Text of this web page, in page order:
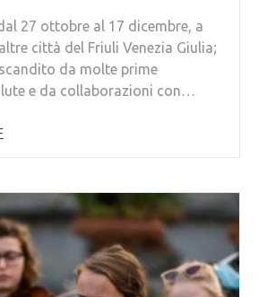
27 ottobre al 17 dicembre, a
città del Friuli Venezia Giulia;
da molte prime
e da collaborazioni con…